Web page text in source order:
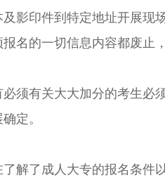
影印件到特定地址开展现
名的一切信息内容都废止
有关大大加分的考生必须
定。
了成人大专的报名条件以